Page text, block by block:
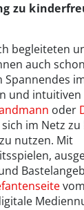
zu
begleiteten
auch
Spannendes
und
oder
im Netz
nutzen. Mit